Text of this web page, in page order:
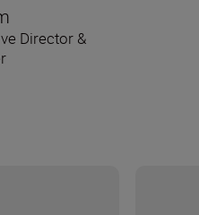
Director &